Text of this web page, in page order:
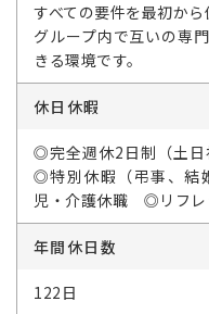
すべての要件を最初から
グループ内で互いの専
きる環境です。
休日休暇
◎完全週休2日制（土
◎特別休暇（弔事、
児・介護休職 ◎リフ
年間休日数
122日